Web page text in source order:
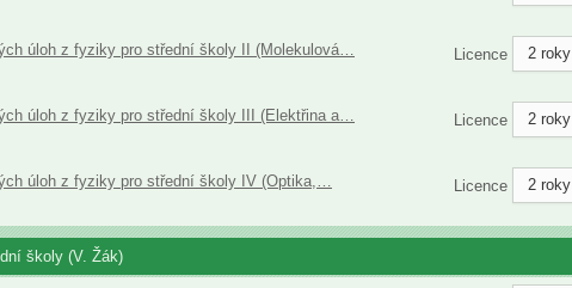
úloh z fyziky pro střední školy II (Molekulová…
Licence 2 roky
úloh z fyziky pro střední školy III (Elektřina a…
Licence 2 roky
úloh z fyziky pro střední školy IV (Optika,…
Licence 2 roky
školy (V. Žák)